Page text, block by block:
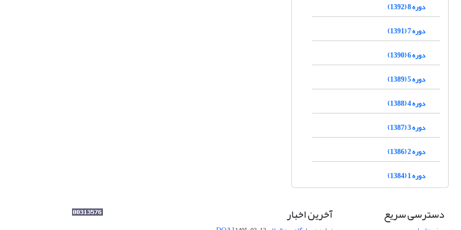
دوره 8 (1392)
دوره 7 (1391)
دوره 6 (1390)
دوره 5 (1389)
دوره 4 (1388)
دوره 3 (1387)
دوره 2 (1386)
دوره 1 (1384)
دسترسی سریع آخرین اخبار